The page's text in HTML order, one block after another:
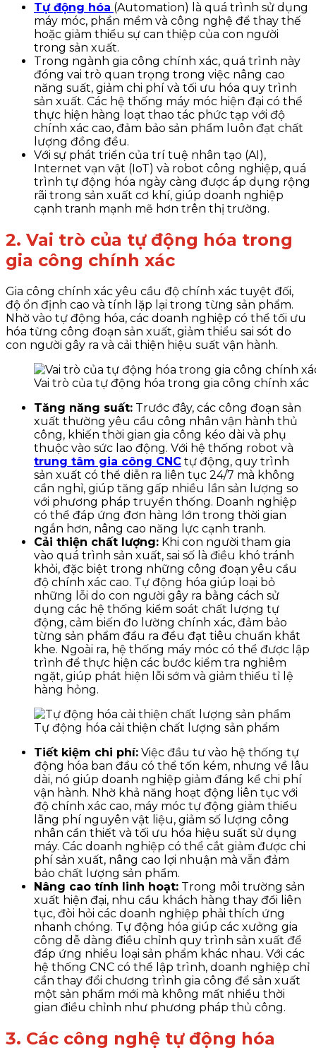
Tự động hóa (Automation) là quá trình sử dụng
máy móc, phần mềm và công nghệ để thay thế
hoặc giảm thiểu sự can thiệp của con người
trong sản xuất.
Trong ngành gia công chính xác, quá trình này
đóng vai trò quan trọng trong việc nâng cao
năng suất, giảm chi phí và tối ưu hóa quy trình
sản xuất. Các hệ thống máy móc hiện đại có thể
thực hiện hàng loạt thao tác phức tạp với độ
chính xác cao, đảm bảo sản phẩm luôn đạt chất
lượng đồng đều.
Với sự phát triển của trí tuệ nhân tạo (AI),
Internet vạn vật (IoT) và robot công nghiệp, quá
trình tự động hóa ngày càng được áp dụng rộng
rãi trong sản xuất cơ khí, giúp doanh nghiệp
cạnh tranh mạnh mẽ hơn trên thị trường.
2. Vai trò của tự động hóa trong
gia công chính xác
Gia công chính xác yêu cầu độ chính xác tuyệt đối,
độ ổn định cao và tính lặp lại trong từng sản phẩm.
Nhờ vào tự động hóa, các doanh nghiệp có thể tối ưu
hóa từng công đoạn sản xuất, giảm thiểu sai sót do
con người gây ra và cải thiện hiệu suất vận hành.
Vai trò của tự động hóa trong gia công chính xác
Tăng năng suất: Trước đây, các công đoạn sản
xuất thường yêu cầu công nhân vận hành thủ
công, khiến thời gian gia công kéo dài và phụ
thuộc vào sức lao động. Với hệ thống robot và
trung tâm gia công CNC tự động, quy trình
sản xuất có thể diễn ra liên tục 24/7 mà không
cần nghỉ, giúp tăng gấp nhiều lần sản lượng so
với phương pháp truyền thống. Doanh nghiệp
có thể đáp ứng đơn hàng lớn trong thời gian
ngắn hơn, nâng cao năng lực cạnh tranh.
Cải thiện chất lượng: Khi con người tham gia
vào quá trình sản xuất, sai số là điều khó tránh
khỏi, đặc biệt trong những công đoạn yêu cầu
độ chính xác cao. Tự động hóa giúp loại bỏ
những lỗi do con người gây ra bằng cách sử
dụng các hệ thống kiểm soát chất lượng tự
động, cảm biến đo lường chính xác, đảm bảo
từng sản phẩm đầu ra đều đạt tiêu chuẩn khắt
khe. Ngoài ra, hệ thống máy móc có thể được lập
trình để thực hiện các bước kiểm tra nghiêm
ngặt, giúp phát hiện lỗi sớm và giảm thiểu tỉ lệ
hàng hỏng.
Tự động hóa cải thiện chất lượng sản phẩm
Tiết kiệm chi phí: Việc đầu tư vào hệ thống tự
động hóa ban đầu có thể tốn kém, nhưng về lâu
dài, nó giúp doanh nghiệp giảm đáng kể chi phí
vận hành. Nhờ khả năng hoạt động liên tục với
độ chính xác cao, máy móc tự động giảm thiểu
lãng phí nguyên vật liệu, giảm số lượng công
nhân cần thiết và tối ưu hóa hiệu suất sử dụng
máy. Các doanh nghiệp có thể cắt giảm được chi
phí sản xuất, nâng cao lợi nhuận mà vẫn đảm
bảo chất lượng sản phẩm.
Nâng cao tính linh hoạt: Trong môi trường sản
xuất hiện đại, nhu cầu khách hàng thay đổi liên
tục, đòi hỏi các doanh nghiệp phải thích ứng
nhanh chóng. Tự động hóa giúp các xưởng gia
công dễ dàng điều chỉnh quy trình sản xuất để
đáp ứng nhiều loại sản phẩm khác nhau. Với các
hệ thống CNC có thể lập trình, doanh nghiệp chỉ
cần thay đổi chương trình gia công để sản xuất
một sản phẩm mới mà không mất nhiều thời
gian điều chỉnh như phương pháp thủ công.
3. Các công nghệ tự động hóa